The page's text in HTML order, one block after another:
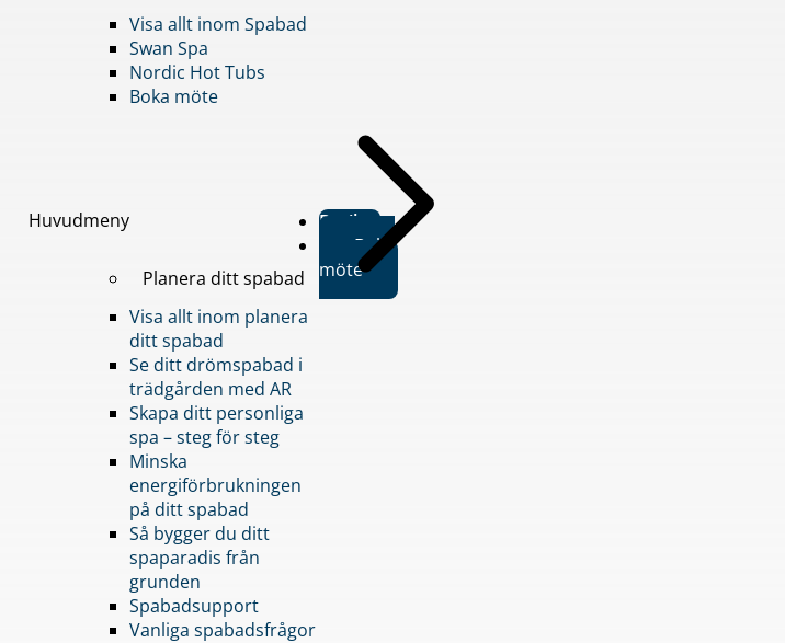
Huvudmeny
Visa allt inom Spabad
Swan Spa
Nordic Hot Tubs
Boka möte
Planera ditt spabad
Visa allt inom planera
ditt spabad
Se ditt drömspabad i
trädgården med AR
Skapa ditt personliga
spa – steg för steg
Minska
energiförbrukningen
på ditt spabad
Så bygger du ditt
spaparadis från
grunden
Spabadsupport
Vanliga spabadsfrågor
Butiker
Boka
möte